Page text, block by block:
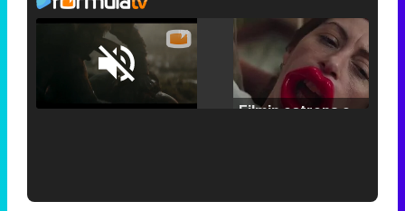
Unmute /
Loaded
25.30%